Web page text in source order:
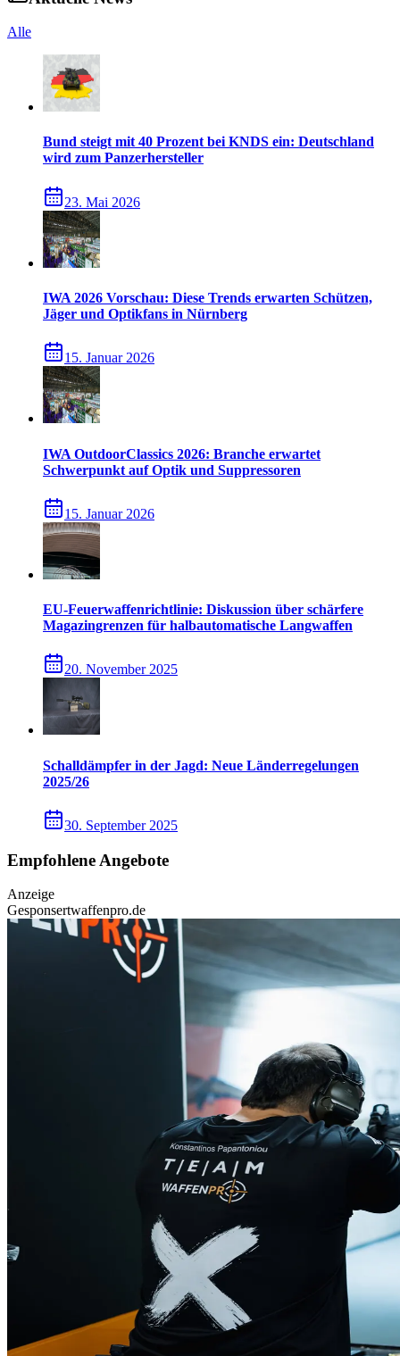
Alle
Bund steigt mit 40 Prozent bei KNDS ein: Deutschland
wird zum Panzerhersteller
23. Mai 2026
IWA 2026 Vorschau: Diese Trends erwarten Schützen,
Jäger und Optikfans in Nürnberg
15. Januar 2026
IWA OutdoorClassics 2026: Branche erwartet
Schwerpunkt auf Optik und Suppressoren
15. Januar 2026
EU-Feuerwaffenrichtlinie: Diskussion über schärfere
Magazingrenzen für halbautomatische Langwaffen
20. November 2025
Schalldämpfer in der Jagd: Neue Länderregelungen
2025/26
30. September 2025
Empfohlene Angebote
Anzeige
Gesponsertwaffenpro.de